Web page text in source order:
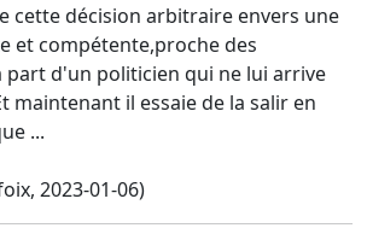
cette décision arbitraire envers une
et compétente,proche des
part d'un politicien qui ne lui arrive
maintenant il essaie de la salir en
...
2023-01-06)